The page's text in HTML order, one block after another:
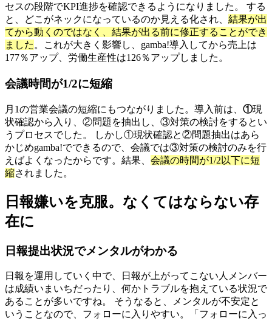
セスの段階でKPI進捗を確認できるようになりました。
する
と、
どこがネックになっているのか見える化され、 結果が出
てから動くのではなく、 結果が出る前に修正することができ
ました 。 これが大きく影響し、gamba!導入してから売上は
177％アップ、労働生産性は126％アップしました。
会議時間が1/2に短縮
月1の営業会議の短縮にもつながりました。導入前は、 ①現
状確認から入り、②問題を抽出し、③対策の検討をするとい
うプロセスでした。
しかし①現状確認と②問題抽出はあら
かじめgamba!でできるので、会議では③対策の検討のみを行
えばよくなったからです。結果、 会議の時間が1/2以下に短
縮されました。
日報嫌いを克服。なくてはならない存
在に
日報提出状況でメンタルがわかる
日報を運用していく中で、日報が上がってこない人メンバー
は成績いまいちだったり、 何かトラブルを抱えている状況で
あることが多いですね。
そうなると、メンタルが不安定と
いうことなので、フォローに入りやすい。「フォローに入っ